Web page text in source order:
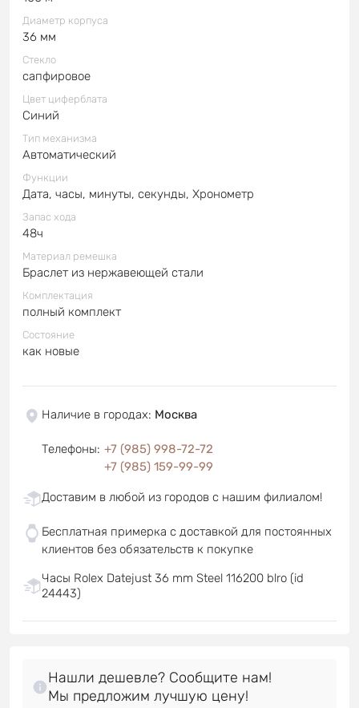
Диаметр корпуса
36 мм
Стекло
сапфировое
Цвет циферблата
Синий
Тип механизма
Автоматический
Функции
Дата, часы, минуты, секунды, Хронометр
Запас хода
48ч
Материал ремешка
Браслет из нержавеющей стали
Комплектация
полный комплект
Состояние
как новые
Наличие в городах: Москва
Телефоны: +7 (985) 998-72-72
+7 (985) 159-99-99
Доставим в любой из городов с нашим филиалом!
Бесплатная примерка с доставкой для постоянных
клиентов без обязательств к покупке
Часы Rolex Datejust 36 mm Steel 116200 blro (id
24443)
Нашли дешевле? Сообщите нам!
Мы предложим лучшую цену!